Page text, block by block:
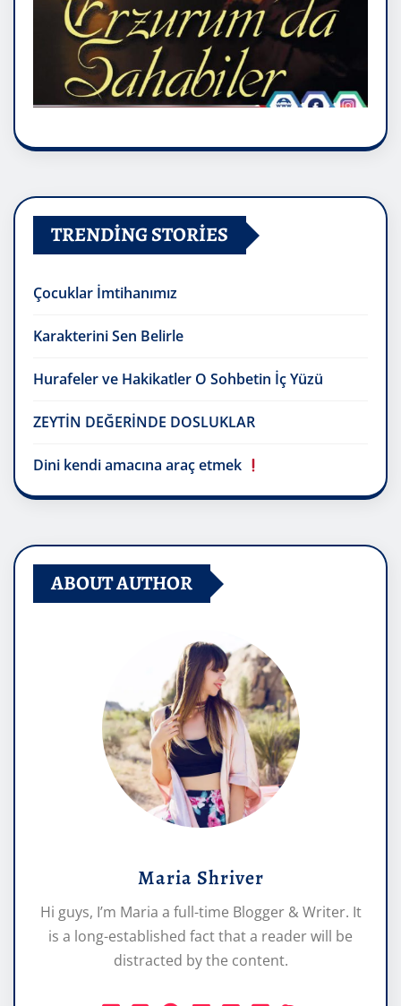
TRENDING STORIES
Çocuklar İmtihanımız
Karakterini Sen Belirle
Hurafeler ve Hakikatler O Sohbetin İç Yüzü
ZEYTİN DEĞERİNDE DOSLUKLAR
Dini kendi amacına araç etmek
ABOUT AUTHOR
Maria Shriver
Hi guys, I’m Maria a full-time Blogger & Writer. It
is a long-established fact that a reader will be
distracted by the content.